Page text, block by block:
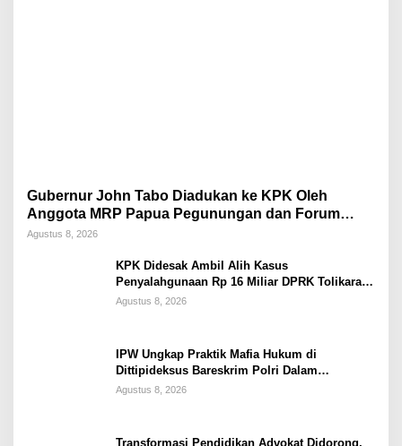
Gubernur John Tabo Diadukan ke KPK Oleh
Anggota MRP Papua Pegunungan dan Forum
Warga Papua
Agustus 8, 2026
KPK Didesak Ambil Alih Kasus
Penyalahgunaan Rp 16 Miliar DPRK Tolikara
Tahun 2017
Agustus 8, 2026
IPW Ungkap Praktik Mafia Hukum di
Dittipideksus Bareskrim Polri Dalam
Penanganan Kasus PT ARA
Agustus 8, 2026
Transformasi Pendidikan Advokat Didorong,